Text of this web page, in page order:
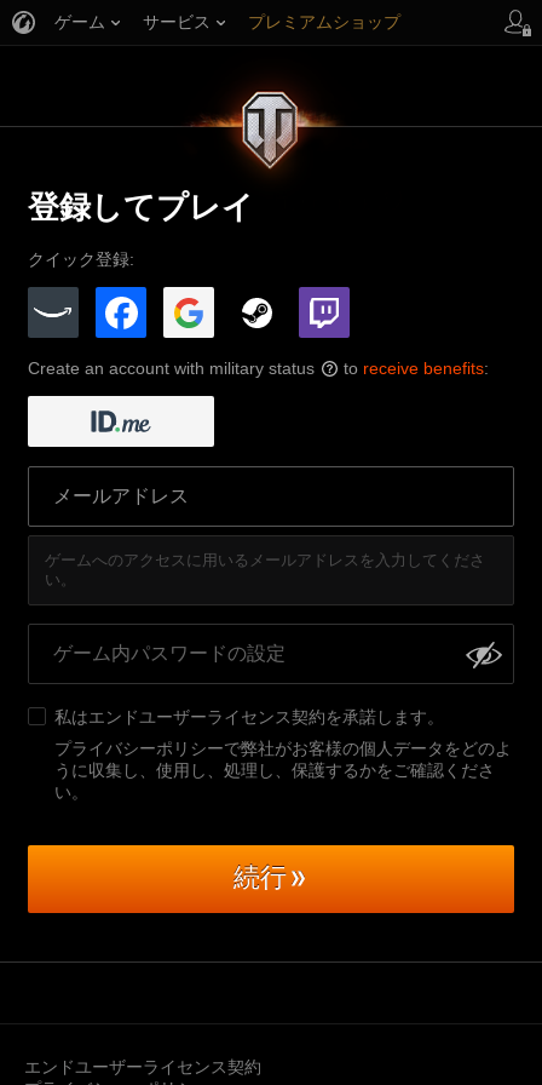
ゲーム サービス プレミアムショップ
登録してプレイ
クイック登録:
Create an account with military status ? to receive benefits:
ゲームへのアクセスに用いるメールアドレスを入力してくださ
い。
私はエンドユーザーライセンス契約を承諾します。
プライバシーポリシーで弊社がお客様の個人データをどのよ
うに収集し、使用し、処理し、保護するかをご確認くださ
い。
続行
エンドユーザーライセンス契約